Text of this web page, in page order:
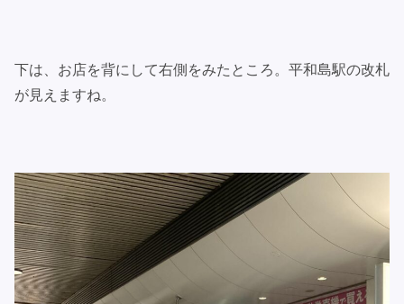
下は、お店を背にして右側をみたところ。平和島駅の改札
が見えますね。